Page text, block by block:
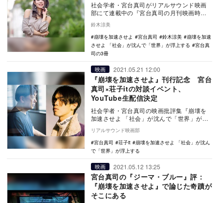
社会学者・宮台真司がリアルサウンド映画
部にて連載中の『宮台真司の月刊映画時
評』などに掲載した映画評に大幅な加筆・
再構成を行い、書…
鈴木涼美
崩壊を加速させよ
宮台真司 鈴木涼美
崩壊を加速
させよ 「社会」が沈んで「世界」が浮上する
宮台真
司の3冊
映画 2021.05.21 12:00
『崩壊を加速させよ』刊行記念 宮台
真司×荘子itの対談イベント、
YouTube生配信決定
社会学者・宮台真司の映画批評集『崩壊を
加速させよ 「社会」が沈んで「世界」が浮
上する』の刊行を記念し、宮台真司とHip
Hopク…
リアルサウンド映画部
宮台真司
荘子it
崩壊を加速させよ 「社会」が沈ん
で「世界」が浮上する
映画 2021.05.12 13:25
宮台真司の『ジーマ・ブルー』評：
『崩壊を加速させよ』で論じた奇蹟が
そこにある